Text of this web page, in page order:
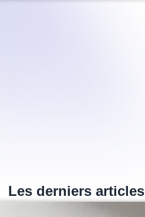
Les derniers articles